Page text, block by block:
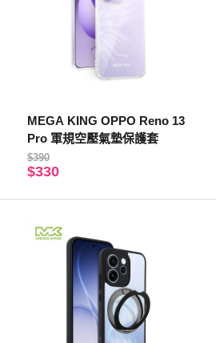
MEGA KING OPPO Reno 13
Pro 軍規空壓氣墊保護套
$390
$330